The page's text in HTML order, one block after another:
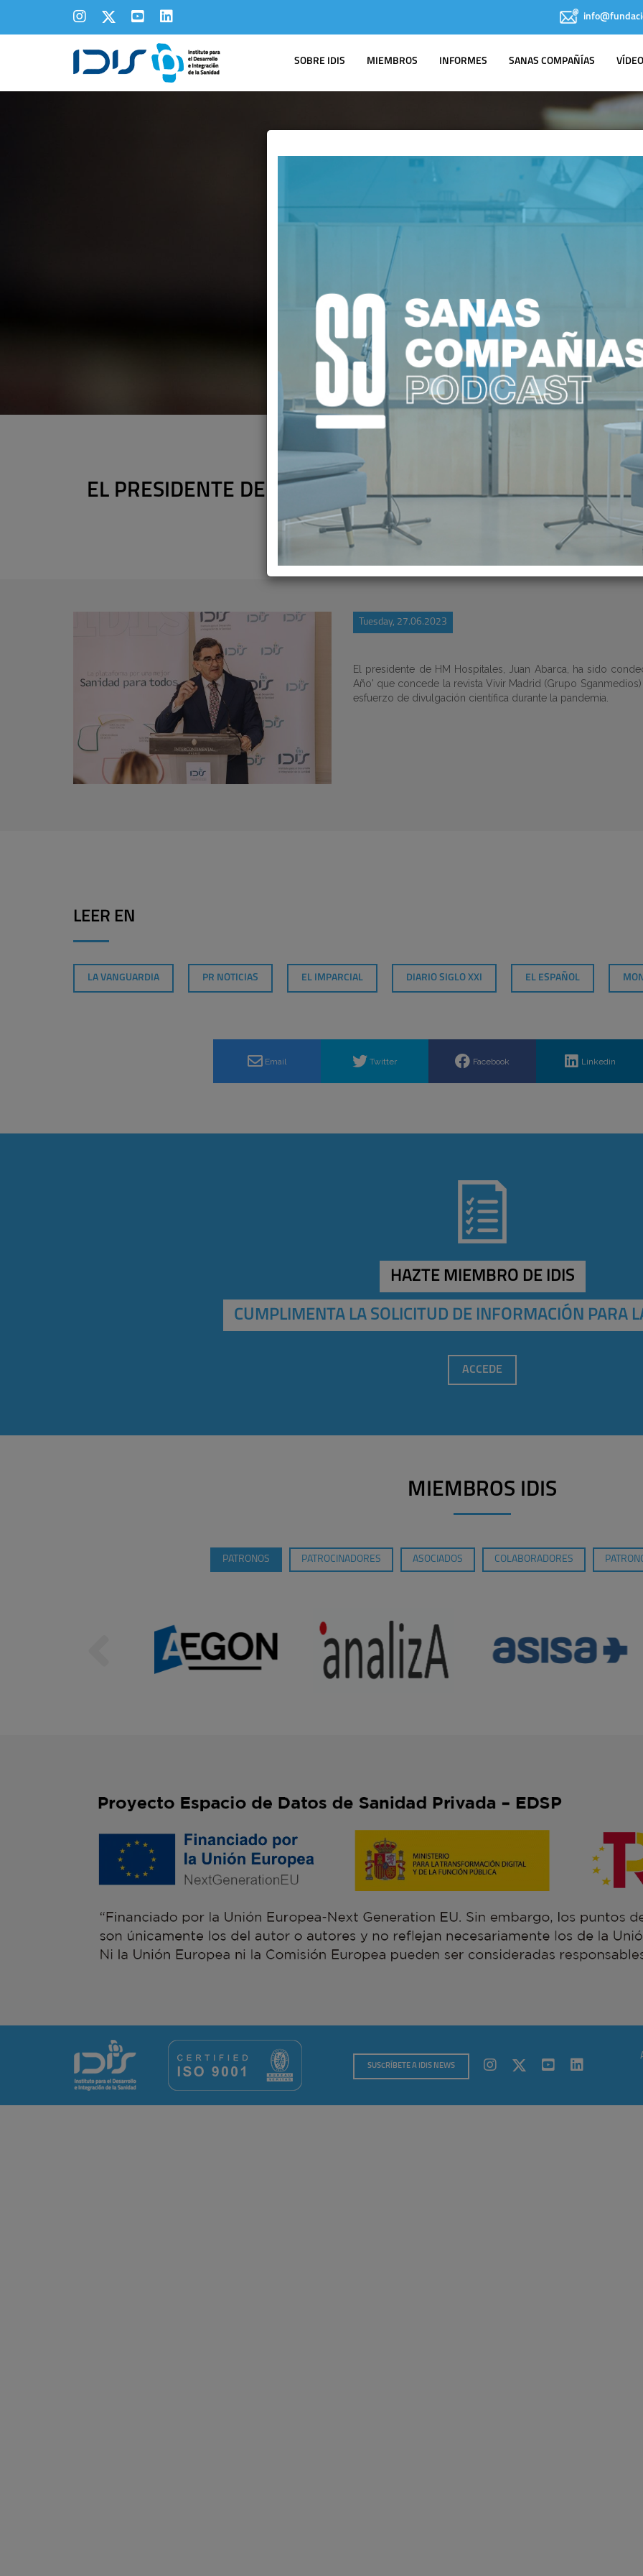
SOBRE IDIS MIEMBROS INFORMES SANAS COMPAÑÍAS
IDIS EN LOS MEDIOS
EL PRESIDENTE DE HM HOSPITALES, JUAN ABARCA,
'MADRILEÑO DEL AÑO'
Tuesday, 27.06.2023
El presidente de HM Hospitales, Juan Abarca, ha sido
Año' que concede la revista Vivir Madrid (Grupo
esfuerzo de divulgación científica durante la pandemia.
LEER EN
LA VANGUARDIA PR NOTICIAS EL IMPARCIAL DIARIO SIGLO XXI EL ESPAÑOL
Email Twitter Facebook Linkedin
HAZTE MIEMBRO DE IDIS
CUMPLIMENTA LA SOLICITUD DE INFORMACIÓN PARA
ACCEDE
MIEMBROS IDIS
PATRONOS PATROCINADORES ASOCIADOS COLABORADORES
SUSCRÍBETE A IDIS NEWS